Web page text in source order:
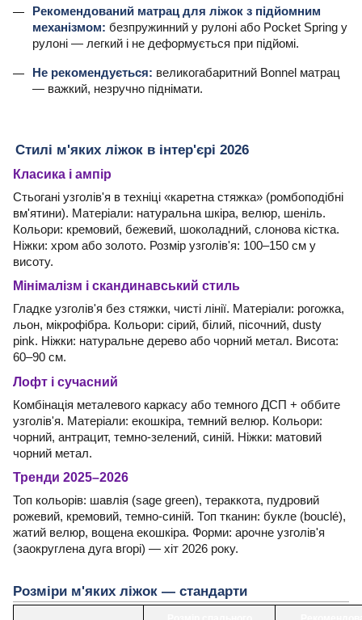
Рекомендований матрац для ліжок з підйомним
механізмом: безпружинний у рулоні або Pocket Spring у
рулоні — легкий і не деформується при підйомі.
Не рекомендується: великогабаритний Bonnel матрац
— важкий, незручно піднімати.
Стилі м'яких ліжок в інтер'єрі 2026
Класика і ампір
Стьогані узголів'я в техніці «каретна стяжка» (ромбоподібні
вм'ятини). Матеріали: натуральна шкіра, велюр, шеніль.
Кольори: кремовий, бежевий, шоколадний, слонова кістка.
Ніжки: хром або золото. Розмір узголів'я: 100–150 см у
висоту.
Мінімалізм і скандинавський стиль
Гладке узголів'я без стяжки, чисті лінії. Матеріали: рогожка,
льон, мікрофібра. Кольори: сірий, білий, пісочний, dusty
pink. Ніжки: натуральне дерево або чорний метал. Висота:
60–90 см.
Лофт і сучасний
Комбінація металевого каркасу або темного ДСП + оббите
узголів'я. Матеріали: екошкіра, темний велюр. Кольори:
чорний, антрацит, темно-зелений, синій. Ніжки: матовий
чорний метал.
Тренди 2025–2026
Топ кольорів: шавлія (sage green), тераккота, пудровий
рожевий, кремовий, темно-синій. Топ тканин: букле (bouclé),
жатий велюр, вощена екошкіра. Форми: арочне узголів'я
(заокруглена дуга вгорі) — хіт 2026 року.
Розміри м'яких ліжок — стандарти